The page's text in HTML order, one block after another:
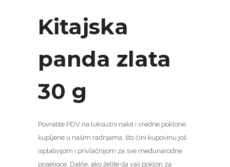
Kitajska
panda zlata
30 g
Povratite PDV na luksuzni nakit i vredne poklone
kupljene u našim radnjama, što čini kupovinu još
isplativijom i privlačnijom za sve međunarodne
posetioce. Dakle, ako želite da vaš poklon za